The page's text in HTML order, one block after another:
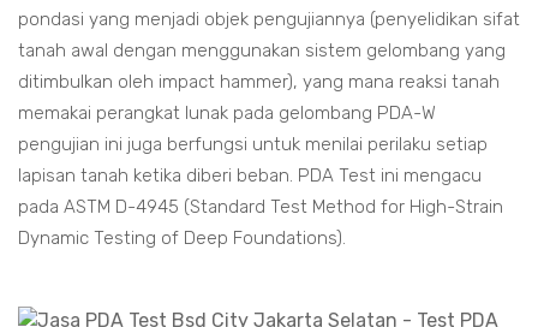
pondasi yang menjadi objek pengujiannya (penyelidikan sifat
tanah awal dengan menggunakan sistem gelombang yang
ditimbulkan oleh impact hammer), yang mana reaksi tanah
memakai perangkat lunak pada gelombang PDA-W
pengujian ini juga berfungsi untuk menilai perilaku setiap
lapisan tanah ketika diberi beban. PDA Test ini mengacu
pada ASTM D-4945 (Standard Test Method for High-Strain
Dynamic Testing of Deep Foundations).